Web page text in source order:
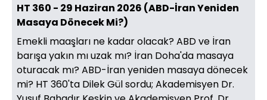
HT 360 - 29 Haziran 2026 (ABD-İran Yeniden
Masaya Dönecek Mi?)
Emekli maaşları ne kadar olacak? ABD ve İran
barışa yakın mı uzak mı? İran Doha'da masaya
oturacak mı? ABD-İran yeniden masaya dönecek
mi? HT 360'ta Dilek Gül sordu; Akademisyen Dr.